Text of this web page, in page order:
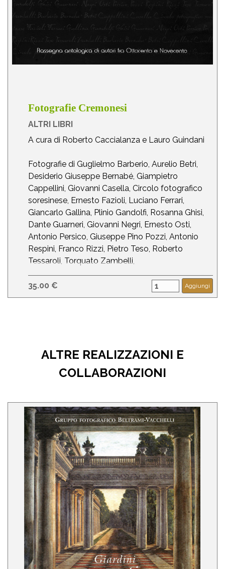
Fotografie Cremonesi
ALTRI LIBRI
A cura di Roberto Caccialanza e Lauro Guindani
Fotografie di Guglielmo Barberio, Aurelio Betri,
Desiderio Giuseppe Bernabé, Giampietro
Cappellini, Giovanni Casella, Circolo fotografico
soresinese, Ernesto Fazioli, Luciano Ferrari,
Giancarlo Gallina, Plinio Gandolfi, Rosanna Ghisi,
Dante Guarneri, Giovanni Negri, Ernesto Osti,
Antonio Persico, Giuseppe Pino Pozzi, Antonio
Respini, Franco Rizzi, Pietro Teso, Roberto
Tessaroli, Torquato Zambelli,
Data di uscita: ottobre 2005
Formato: 24x32,5 (album)
Immagini: 138 (164 bn/29 colore)
Editore: Fantigrafica
35.00 € Aggiungi
ALTRE REALIZZAZIONI E
COLLABORAZIONI